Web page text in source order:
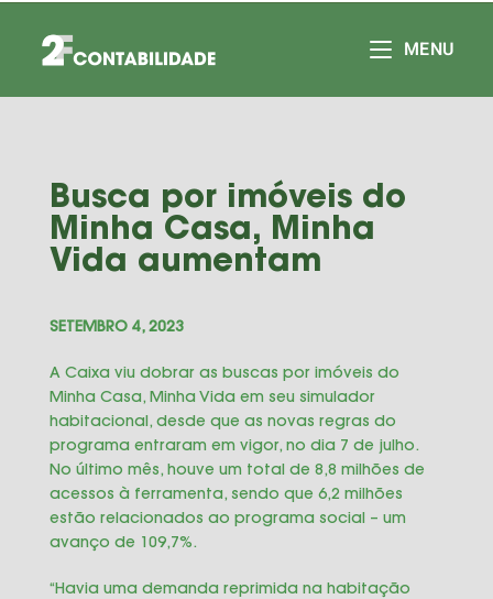
MENU
Busca por imóveis do
Minha Casa, Minha
Vida aumentam
SETEMBRO 4, 2023
A Caixa viu dobrar as buscas por imóveis do
Minha Casa, Minha Vida em seu simulador
habitacional, desde que as novas regras do
programa entraram em vigor, no dia 7 de julho.
No último mês, houve um total de 8,8 milhões de
acessos à ferramenta, sendo que 6,2 milhões
estão relacionados ao programa social – um
avanço de 109,7%.
“Havia uma demanda reprimida na habitação